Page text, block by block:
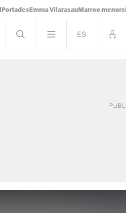
Portades Emma Vilarasau Marroc menors